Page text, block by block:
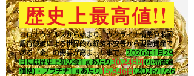
歴史上最高値!!
コロナウイルスから始まり、ウクライナ情勢や米国
銀行破綻による世界的な経済不安等から現物資産で
ある「金」の需要が高まった事で、2026年1月29
日には歴史上初の金1ｇあたり30,248円 (小売流通
価格)・プラチナ1ｇあたり15,846円 (2026/1/26